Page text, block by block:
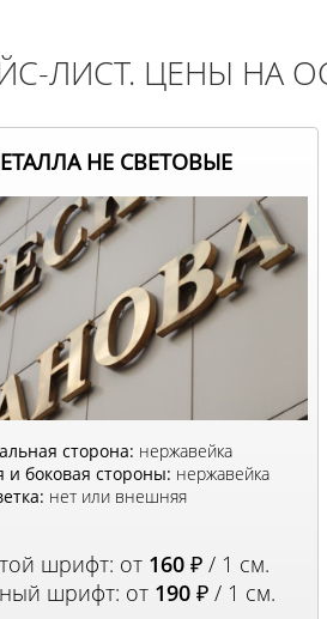
ЛИСТ. ЦЕНЫ НА
НЕ СВЕТОВЫЕ
сторона: нержавейка
и боковая стороны: нержавейка
нет или внешняя
шрифт: от 160 ₽ / 1 см.
шрифт: от 190 ₽ / 1 см.